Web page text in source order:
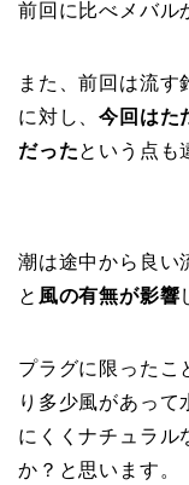
前回に比べメバル
また、前回は流す
に対し、今回はた
だったという点も
潮は途中から良い
と 風の有無が影響
プラグに限ったこ
り多少風があって
にくくナチュラル
か？と思います。